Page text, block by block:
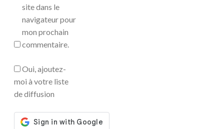
site dans le
navigateur pour
mon prochain
commentaire.
Oui, ajoutez-
moi à votre liste
de diffusion